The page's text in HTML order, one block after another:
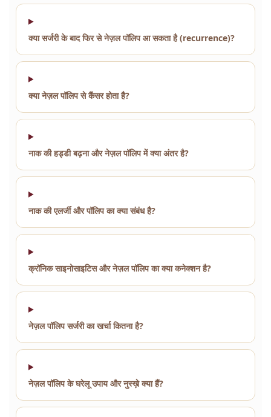
क्या सर्जरी के बाद फिर से नेज़ल पॉलिप आ सकता है (recurrence)?
क्या नेज़ल पॉलिप से कैंसर होता है?
नाक की हड्डी बढ़ना और नेज़ल पॉलिप में क्या अंतर है?
नाक की एलर्जी और पॉलिप का क्या संबंध है?
क्रॉनिक साइनोसाइटिस और नेज़ल पॉलिप का क्या कनेक्शन है?
नेज़ल पॉलिप सर्जरी का खर्चा कितना है?
नेज़ल पॉलिप के घरेलू उपाय और नुस्ख़े क्या हैं?